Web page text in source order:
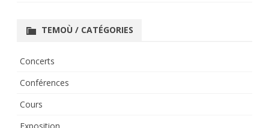
TEMOÙ / CATÉGORIES
Concerts
Conférences
Cours